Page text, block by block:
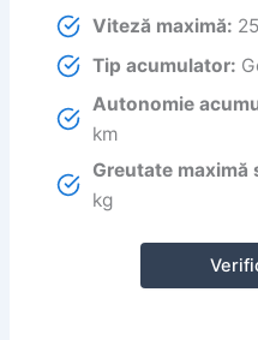
Viteză maximă:
Tip acumulator:
Autonomie
km
Greutate maximă
kg